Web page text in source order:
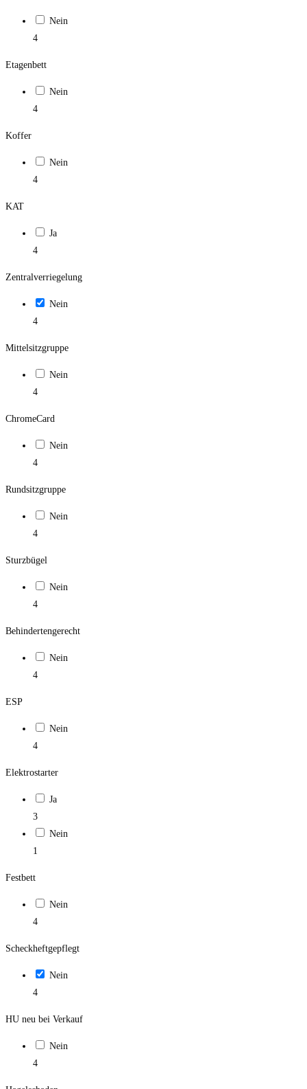
Nein
4
Etagenbett
Nein
4
Koffer
Nein
4
KAT
Ja
4
Zentralverriegelung
Nein
4
Mittelsitzgruppe
Nein
4
ChromeCard
Nein
4
Rundsitzgruppe
Nein
4
Sturzbügel
Nein
4
Behindertengerecht
Nein
4
ESP
Nein
4
Elektrostarter
Ja
3
Nein
1
Festbett
Nein
4
Scheckheftgepflegt
Nein
4
HU neu bei Verkauf
Nein
4